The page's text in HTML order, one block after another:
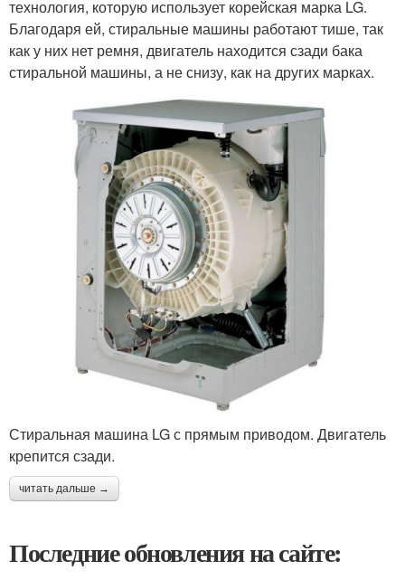
технология, которую использует корейская марка LG.
Благодаря ей, стиральные машины работают тише, так
как у них нет ремня, двигатель находится сзади бака
стиральной машины, а не снизу, как на других марках.
Стиральная машина LG с прямым приводом. Двигатель
крепится сзади.
читать дальше →
Последние обновления на сайте: